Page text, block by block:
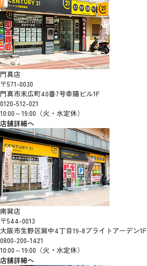
門真店
〒571-0030
門真市末広町40番7号幸陽ビル1F
0120-512-021
10:00～19:00（火・水定休）
店舗詳細へ
南巽店
〒544-0013
大阪市生野区巽中4丁目19-8ブライトアーデン1F
0800-200-1421
10:00～19:00（火・水定休）
店舗詳細へ